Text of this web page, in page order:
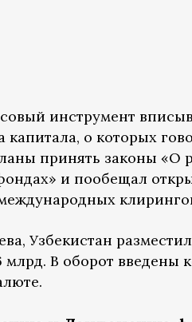
инструмент
о которых
принять законы «О
и пообещал
Узбекистан
млрд. В оборот введены